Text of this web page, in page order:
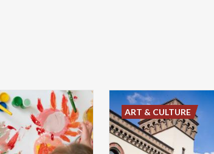
ART & CULTURE